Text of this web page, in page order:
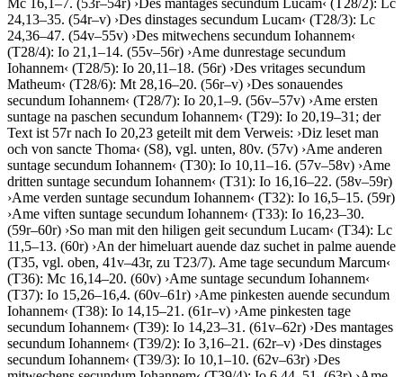
Mc 16,1–7. (53r–54r) ›Des mantages secundum Lucam‹ (T28/2): Lc
24,13–35. (54r–v) ›Des dinstages secundum Lucam‹ (T28/3): Lc
24,36–47. (54v–55v) ›Des mitwechens secundum Iohannem‹
(T28/4): Io 21,1–14. (55v–56r) ›Ame dunrestage secundum
Iohannem‹ (T28/5): Io 20,11–18. (56r) ›Des vritages secundum
Matheum‹ (T28/6): Mt 28,16–20. (56r–v) ›Des sonauendes
secundum Iohannem‹ (T28/7): Io 20,1–9. (56v–57v) ›Ame ersten
suntage na paschen secundum Iohannem‹ (T29): Io 20,19–31; der
Text ist 57r nach Io 20,23 geteilt mit dem Verweis: ›Diz leset man
och von sancte Thoma‹ (S8), vgl. unten, 80v. (57v) ›Ame anderen
suntage secundum Iohannem‹ (T30): Io 10,11–16. (57v–58v) ›Ame
dritten suntage secundum Iohannem‹ (T31): Io 16,16–22. (58v–59r)
›Ame verden suntage secundum Iohannem‹ (T32): Io 16,5–15. (59r)
›Ame viften suntage secundum Iohannem‹ (T33): Io 16,23–30.
(59r–60r) ›So man mit den hiligen geit secundum Lucam‹ (T34): Lc
11,5–13. (60r) ›An der himeluart auende daz suchet in palme auende
(T35, vgl. oben, 41v–43r, zu T23/7). Ame tage secundum Marcum‹
(T36): Mc 16,14–20. (60v) ›Ame suntage secundum Iohannem‹
(T37): Io 15,26–16,4. (60v–61r) ›Ame pinkesten auende secundum
Iohannem‹ (T38): Io 14,15–21. (61r–v) ›Ame pinkesten tage
secundum Iohannem‹ (T39): Io 14,23–31. (61v–62r) ›Des mantages
secundum Iohannem‹ (T39/2): Io 3,16–21. (62r–v) ›Des dinstages
secundum Iohannem‹ (T39/3): Io 10,1–10. (62v–63r) ›Des